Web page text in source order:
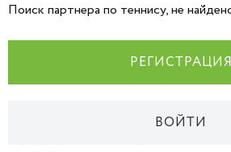
Поиск партнера по теннису, не
РЕГИСТРАЦИЯ
ВОЙТИ